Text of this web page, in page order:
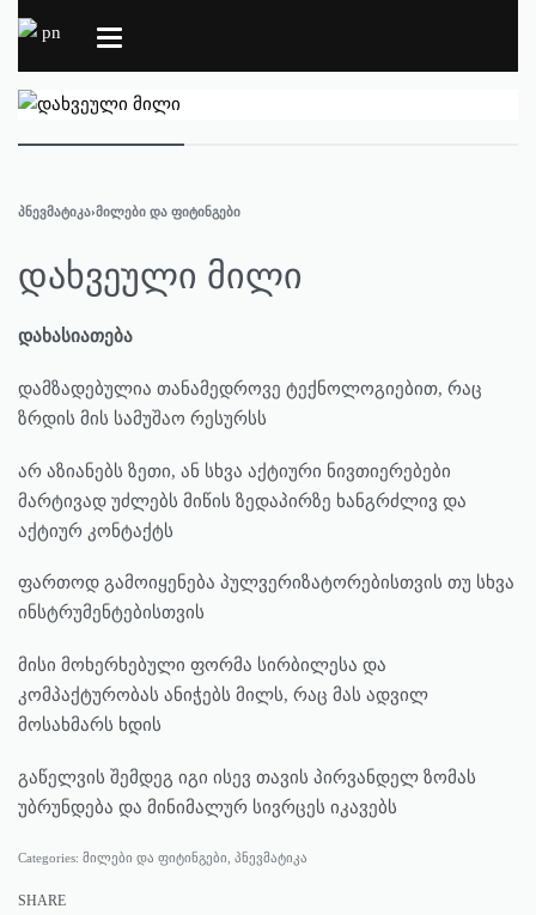
ᲞᲜᲔᲕᲛᲐᲢᲘᲙᲐ›ᲛᲘᲚᲔᲑᲘ ᲓᲐ ᲤᲘᲢᲘᲜᲒᲔᲑᲘ
დახვეული მილი
დახასიათება
დამზადებულია თანამედროვე ტექნოლოგიებით, რაც
ზრდის მის სამუშაო რესურსს
არ აზიანებს ზეთი, ან სხვა აქტიური ნივთიერებები
მარტივად უძლებს მიწის ზედაპირზე ხანგრძლივ და
აქტიურ კონტაქტს
ფართოდ გამოიყენება პულვერიზატორებისთვის თუ სხვა
ინსტრუმენტებისთვის
მისი მოხერხებული ფორმა სირბილესა და
კომპაქტურობას ანიჭებს მილს, რაც მას ადვილ
მოსახმარს ხდის
გაწელვის შემდეგ იგი ისევ თავის პირვანდელ ზომას
უბრუნდება და მინიმალურ სივრცეს იკავებს
Categories: მილები და ფიტინგები პნევმატიკა
SHARE